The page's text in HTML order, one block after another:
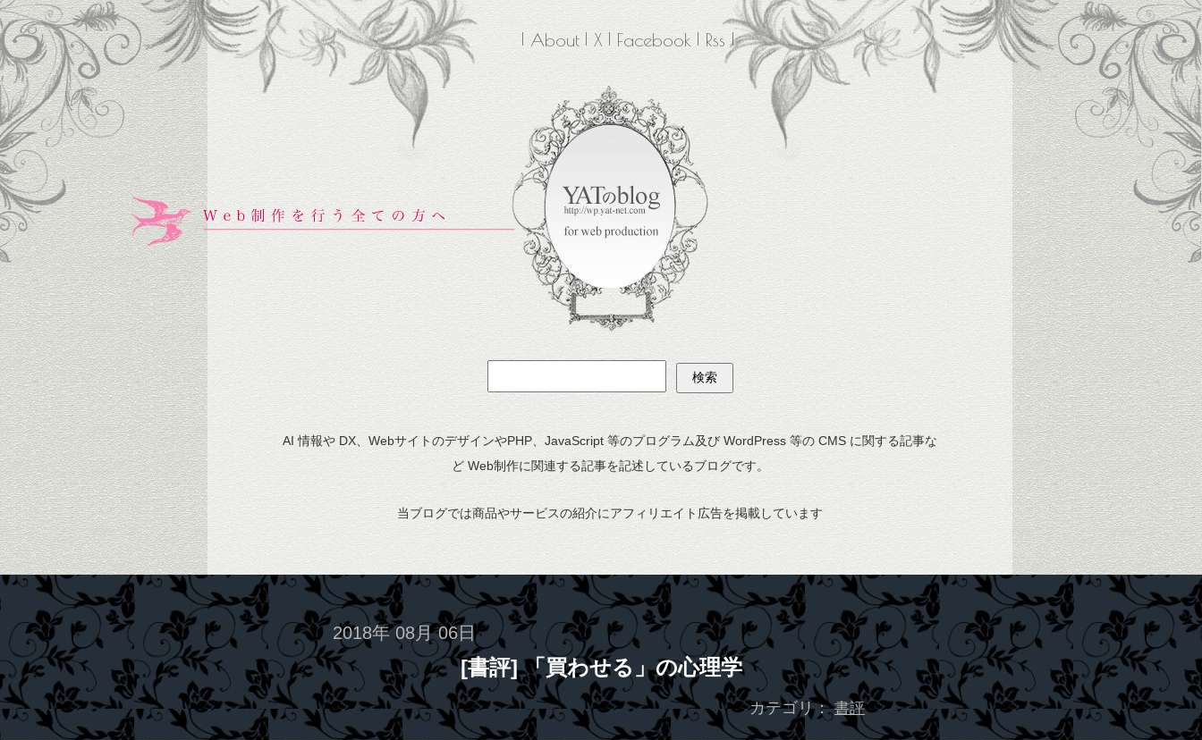
About X Facebook Rss
AI 情報や DX、WebサイトのデザインやPHP、JavaScript 等のプログラム及び WordPress 等の CMS に関する記事な
ど Web制作に関連する記事を記述しているブログです。
当ブログでは商品やサービスの紹介にアフィリエイト広告を掲載しています
2018年 08月 06日
[書評] 「買わせる」の心理学
カテゴリ： 書評